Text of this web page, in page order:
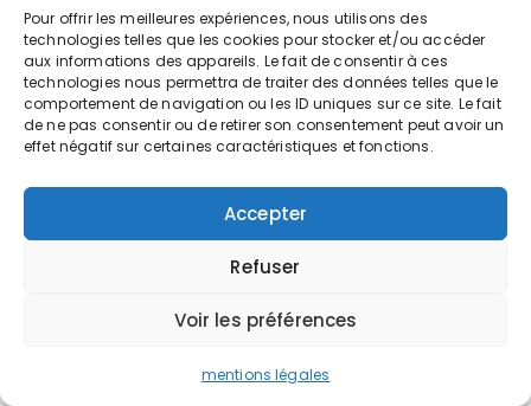
Pour offrir les meilleures expériences, nous utilisons des
technologies telles que les cookies pour stocker et/ou accéder
aux informations des appareils. Le fait de consentir à ces
technologies nous permettra de traiter des données telles que le
comportement de navigation ou les ID uniques sur ce site. Le fait
de ne pas consentir ou de retirer son consentement peut avoir un
effet négatif sur certaines caractéristiques et fonctions.
Accepter
Refuser
Voir les préférences
mentions légales
Trouvez votre cabinet
Actualités d’Août 2026